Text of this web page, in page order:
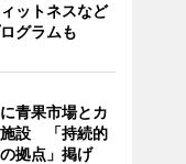
ットネスなど
グラムも
青果市場とカ
施設 「持続的
拠点」掲げ